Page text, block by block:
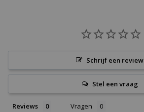
Schrijf een review
Stel een vraag
Reviews Vragen